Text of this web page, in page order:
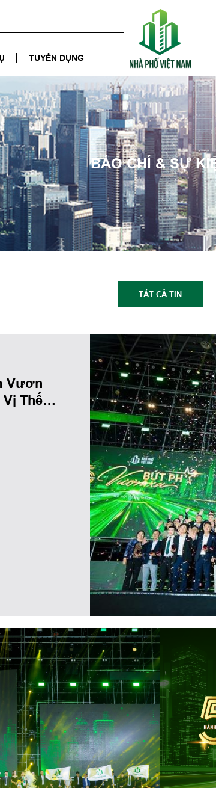
TUYỂN DỤNG
BÁO CHÍ & SỰ
TẤT CẢ TIN
Vươn
Thế